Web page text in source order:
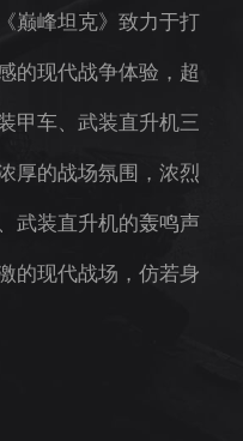
峰坦克》致力于打
的现代战争体验，超
甲车、武装直升机三
厚的战场氛围，浓烈
武装直升机的轰鸣声
的现代战场，仿若身